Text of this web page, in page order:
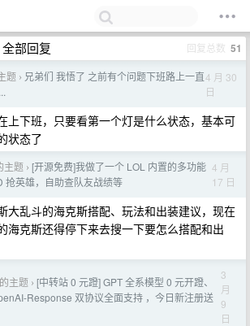
全部回复 回复总数 51
题 › 兄弟们 我悟了 之前有个问题下班路上一直4 月 30
日
上下班，只要看第一个灯是什么状态，基本可
状态了
主题 › [开源免费]我做了一个 LOL 内置的多功能
抢英雄，自助查队友战绩等
4 月
17 日
大乱斗的海克斯搭配、玩法和出装建议，现在
海克斯还得停下来去搜一下要怎么搭配和出
主题 › [中转站 0 元蹬] GPT 全系模型 0 元开蹬、
Response 双协议全面支持 ，今日新注册送
3
月
9
日